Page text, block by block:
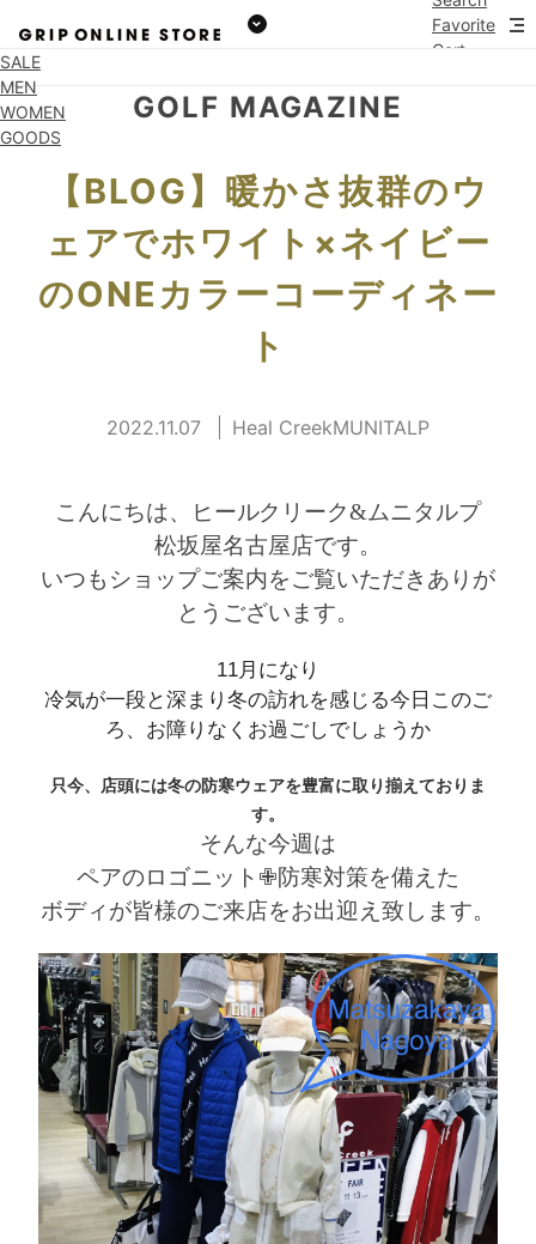
Favorite
Cart
SALE
MEN
WOMEN
GOODS
GOLF MAGAZINE
【BLOG】暖かさ抜群のウ
ェアでホワイト×ネイビー
のONEカラーコーディネー
ト
2022.11.07 Heal CreekMUNITALP
こんにちは、ヒールクリーク&ムニタルプ
松坂屋名古屋店です。
いつもショップご案内をご覧いただきありが
とうございます。
11月になり
冷気が一段と深まり冬の訪れを感じる今日このご
ろ、お障りなくお過ごしでしょうか
只今、店頭には冬の防寒ウェアを豊富に取り揃えておりま
す。
そんな今週は
ペアのロゴニット ✙防寒対策を備えた
ボディが皆様のご来店をお出迎え致します。